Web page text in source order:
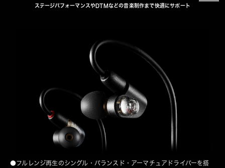
ステージパフォーマンスやDTMなどの音楽制作まで快適にサポート
●フルレンジ再生のシングル・バランスド・アーマチュアドライバーを搭